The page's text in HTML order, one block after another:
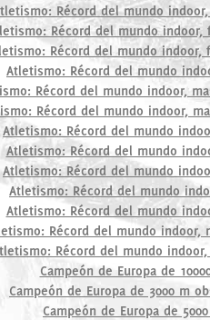
Récord del mundo
Récord del mundo
Récord del mundo
Atletismo: Récord del mundo
Récord del mundo indoor,
Récord del mundo indoor,
Atletismo: Récord del mundo
Atletismo: Récord del mundo
Atletismo: Récord del mundo
Atletismo: Récord del mundo
Atletismo: Récord del mundo
Récord del mundo indoor,
Récord del mundo
Campeón de Europa de
Campeón de Europa de 3000 m
Campeón de Europa de